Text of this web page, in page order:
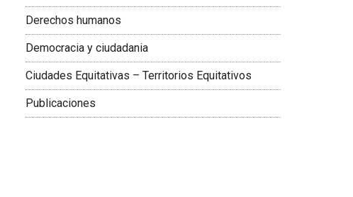
Derechos humanos
Democracia y ciudadania
Ciudades Equitativas – Territorios Equitativos
Publicaciones